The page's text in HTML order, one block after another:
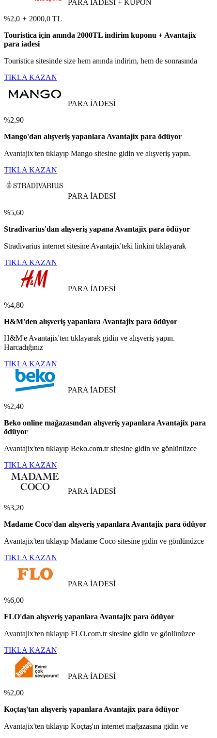
PARA İADESİ + KUPON
%2,0 + 2000,0 TL
Touristica için anında 2000TL indirim kuponu + Avantajix
para iadesi
Touristica sitesinde size hem anında indirim, hem de sonrasında
TIKLA KAZAN
PARA İADESİ
%2,90
Mango'dan alışveriş yapanlara Avantajix para ödüyor
Avantajix'ten tıklayıp Mango sitesine gidin ve alışveriş yapın.
TIKLA KAZAN
PARA İADESİ
%5,60
Stradivarius'dan alışveriş yapana Avantajix para ödüyor
Stradivarius internet sitesine Avantajix'teki linkini tıklayarak
TIKLA KAZAN
PARA İADESİ
%4,80
H&M'den alışveriş yapanlara Avantajix para ödüyor
H&M'e Avantajix'ten tıklayarak gidin ve alışveriş yapın.
Harcadığınız
TIKLA KAZAN
PARA İADESİ
%2,40
Beko online mağazasından alışveriş yapanlara Avantajix para
ödüyor
Avantajix'ten tıklayıp Beko.com.tr sitesine gidin ve gönlünüzce
TIKLA KAZAN
PARA İADESİ
%3,20
Madame Coco'dan alışveriş yapanlara Avantajix para ödüyor
Avantajix'ten tıklayıp Madame Coco sitesine gidin ve gönlünüzce
TIKLA KAZAN
PARA İADESİ
%6,00
FLO'dan alışveriş yapanlara Avantajix para ödüyor
Avantajix'ten tıklayıp FLO.com.tr sitesine gidin ve gönlünüzce
TIKLA KAZAN
PARA İADESİ
%2,00
Koçtaş'tan alışveriş yapanlara Avantajix para ödüyor
Avantajix'ten tıklayıp Koçtaş'ın internet mağazasına gidin ve